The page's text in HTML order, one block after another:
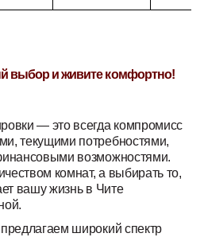
выбор и живите комфортно!
— это всегда компромисс
текущими потребностями,
возможностями.
комнат, а выбирать то,
вашу жизнь в Чите
широкий спектр